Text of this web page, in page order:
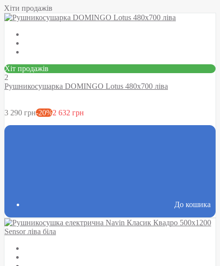
Хіти продажів
Хіт продажів
2
Рушникосушарка DOMINGO Lotus 480х700 ліва
3 290 грн-20%2 632 грн
До кошика